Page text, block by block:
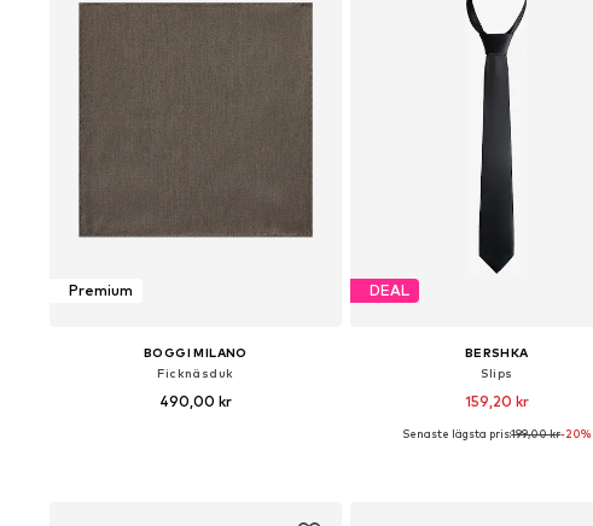
Premium
BOGGI MILANO
Ficknäsduk
490,00 kr
DEAL
BERSHKA
Slips
159,20 kr
Tillgängliga storlekar: One Size
Senaste lägsta pris:199,00 kr-20%